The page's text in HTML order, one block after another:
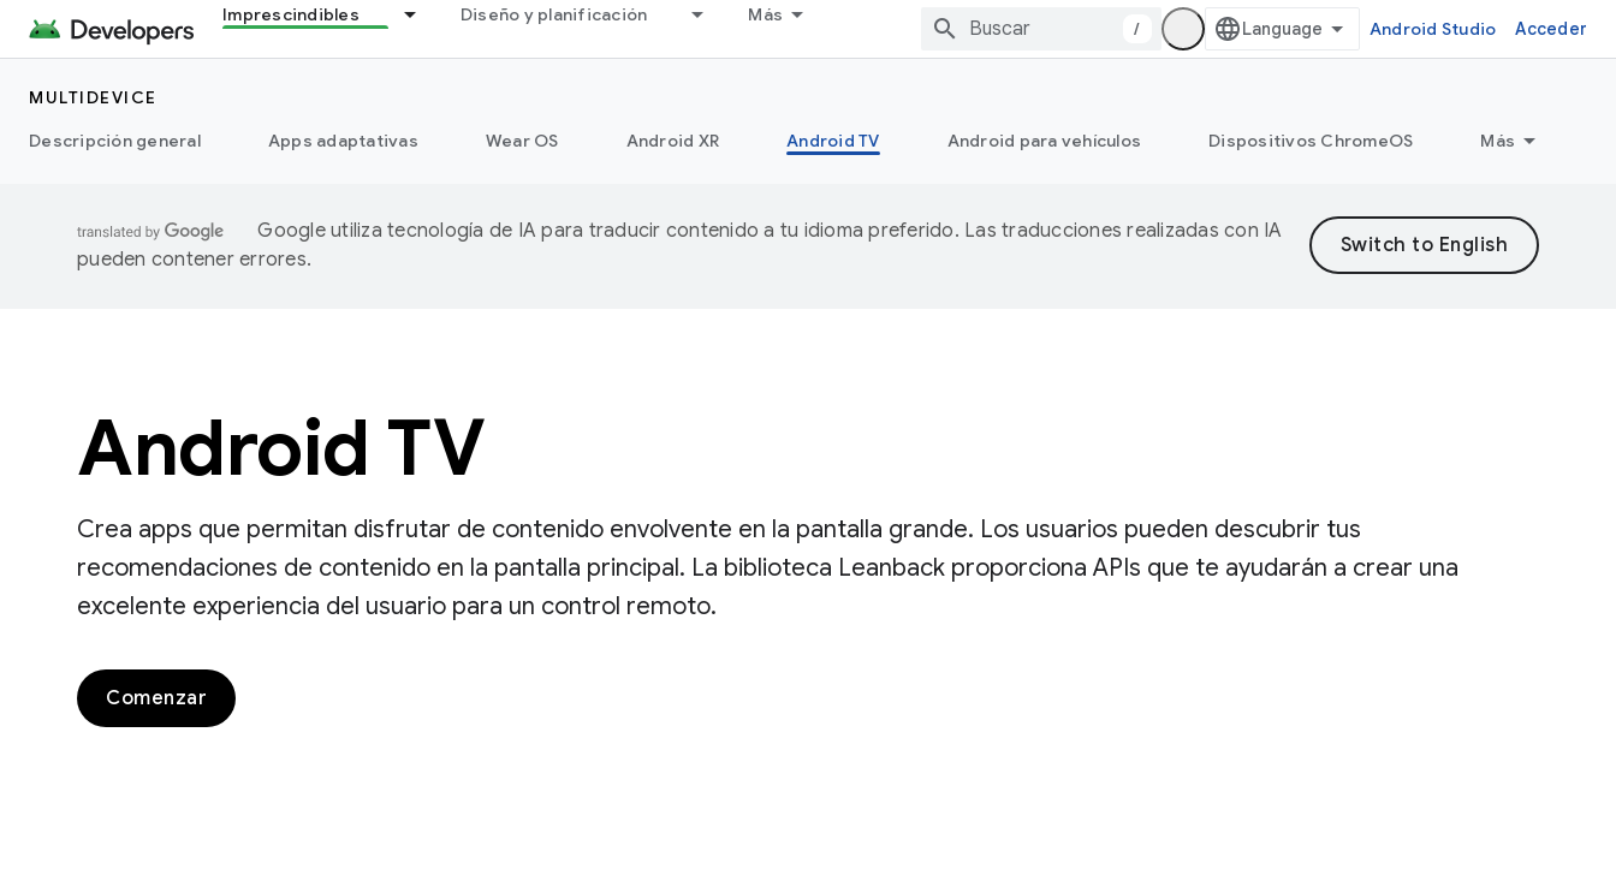
Imprescindibles Diseño y planificación Más
/ Android Studio Acceder
MULTIDEVICE
Descripción general
Apps adaptativas Wear OS Android XR Android TV Android para vehículos Dispositivos ChromeOS Más
Google utiliza tecnología de IA para traducir contenido a tu idioma preferido. Las traducciones realizadas con IA
pueden contener errores.
Android TV
Crea apps que permitan disfrutar de contenido envolvente en la pantalla grande. Los usuarios pueden descubrir tus
recomendaciones de contenido en la pantalla principal. La biblioteca Leanback proporciona APIs que te ayudarán a crear una
excelente experiencia del usuario para un control remoto.
Comenzar